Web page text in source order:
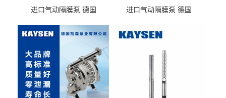
进口气动隔膜泵 德国
送气动泵
进口气动隔膜泵 德国
输送